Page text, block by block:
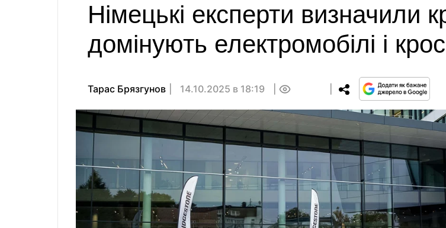
Німецькі експерти визначили
домінують електромобілі і
Тарас Брязгунов 14.10.2025 в 18:19